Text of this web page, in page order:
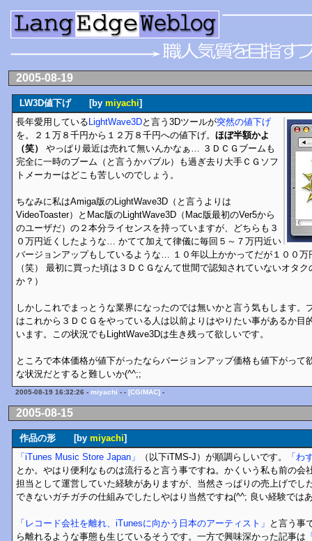
2005-08-19
LW3D値下げ [by miyachi]
長年愛用している LightWave3Dと言う3Dツールが突然の値下げ
を。２１万８千円から１２万８千円への値下げ。 ほぼ半額かよ
（笑）
やっぱり最近は売れて無いんかなぁ… ３ＤＣＧブームも
完全に一時のブーム（と言うかバブル）も過ぎ去り大手ＣＧソフ
トメーカーはどこも苦しいのでしょう。
ちなみに私はAmiga版のLightWave3D（と言うよりは
VideoToaster）とMac版のLightWave3D（Mac版最初のVer5から
のユーザだ）の２本分ライセンスを持っていますが、どちらも３
０万円近くしたような… かてて加えて律儀に毎回５～７万円近い
バージョンアップもしているような… １０年以上かかってだが１００万
（笑） 最初に買った頃は３ＤＣＧなんて世間で認知されていないオタ
か？）
しかしこれでまっとうな業界になったのでは無いかと言う気もします。
はこれから３ＤＣＧをやっている人は以前よりはやりたい事があるか目
います。この状況でもLightWave3Dは生き残って欲しいです。
ところで本体価格が値下がったならバージョンアップ価格も値下がっ
な状況だとすると難しいか(^^;;
2005-08-19 16:32:26 - miyachi - - [CG/MAC] -
2005-08-15
作品の形 [by miyachi]
「iTunes Music Store Japan」
（以下iTMS-J）が順調らしいです。
「わ
とか。やはり便利なものは流行ると言う事ですね。かくいう私も前の会
担当として運営していた経験がありますが、当然さっぱりの売上げでし
できないガチガチの仕組みでしたしやはり当然ですね(^^; 良い経験では
「レコード会社を離れ、iTunesに向かう日本のアーティスト」 と言う事
ら離れるような事態も生じているそうです。一方で興味深かった記事は